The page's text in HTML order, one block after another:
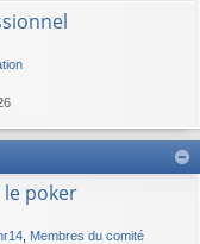
poker
Membres du comité